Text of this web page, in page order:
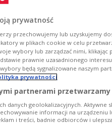
Sebastian
Sebastian Riedel zastąpi
przestaje istnieć, ale w tym
Zobacz więcej na temat: dżem
prywatność
przechowujemy lub uzyskujemy
w plikach cookie w celu
wybory lub zarządzać nimi,
prawnie uzasadnionego
będą sygnalizowane naszym
prywatności
partnerami
danych geolokalizacyjnych.
informacji na urządzeniu
i treści, badnie odbiorców i